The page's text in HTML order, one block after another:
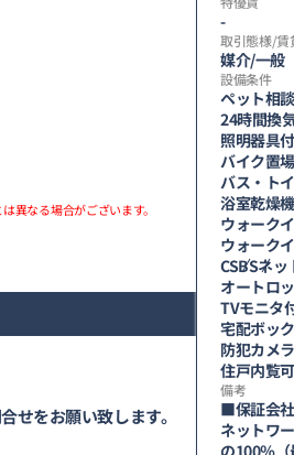
異なる場合がございます。
せをお願い致します。
-
取引態様/賃
媒介/一般
設備条件
ペット相談
24時間換
照明器具
バイク置
バス・ト
浴室乾燥機
ウォーク
ウォーク
CSBSネッ
オートロ
TVモニタ
宅配ボッ
防犯カメラ
住戸内覧
備考
■保証会
ネットワ
の100％